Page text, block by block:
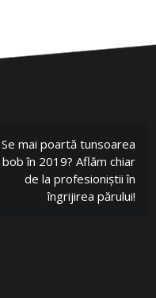
Se mai poartă tunsoarea
bob în 2019? Aflăm chiar
de la profesioniștii în
îngrijirea părului!